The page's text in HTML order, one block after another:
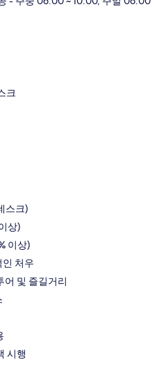
크
스크)
상)
이상)
처우
어 및 즐길거리
시행